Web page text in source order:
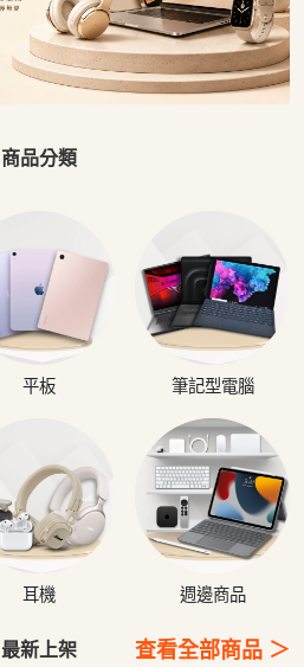
商品分類
平板 筆記型電腦
耳機 週邊商品
最新上架 查看全部商品 ＞